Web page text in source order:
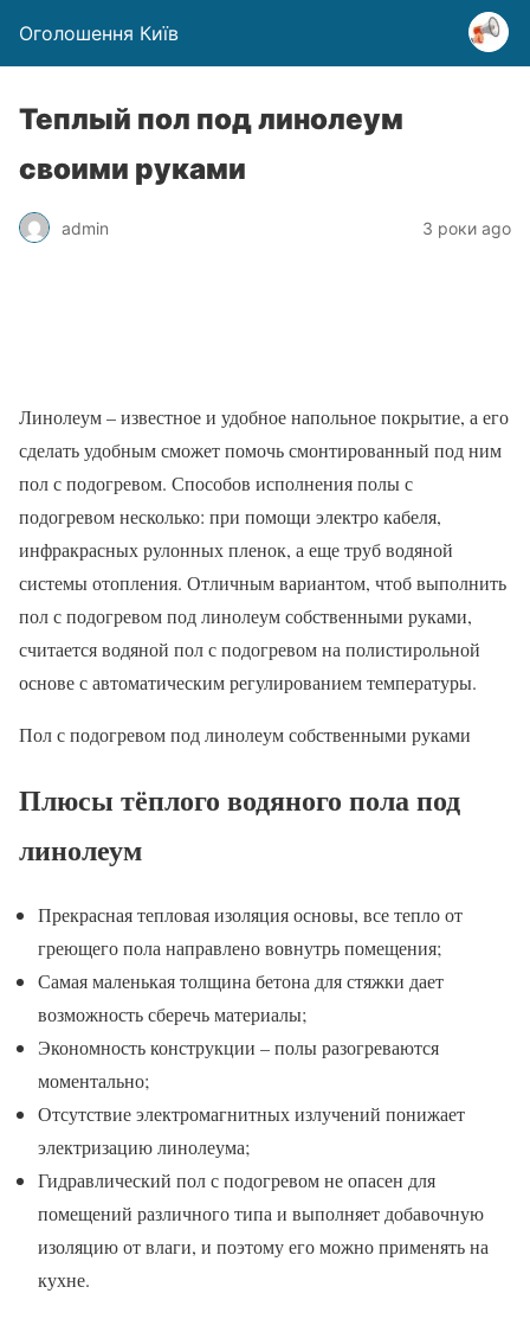
Оголошення Київ
Теплый пол под линолеум
своими руками
admin 3 роки ago
Линолеум – известное и удобное напольное покрытие, а его
сделать удобным сможет помочь смонтированный под ним
пол с подогревом. Способов исполнения полы с
подогревом несколько: при помощи электро кабеля,
инфракрасных рулонных пленок, а еще труб водяной
системы отопления. Отличным вариантом, чтоб выполнить
пол с подогревом под линолеум собственными руками,
считается водяной пол с подогревом на полистирольной
основе с автоматическим регулированием температуры.
Пол с подогревом под линолеум собственными руками
Плюсы тёплого водяного пола под
линолеум
Прекрасная тепловая изоляция основы, все тепло от
греющего пола направлено вовнутрь помещения;
Самая маленькая толщина бетона для стяжки дает
возможность сберечь материалы;
Экономность конструкции – полы разогреваются
моментально;
Отсутствие электромагнитных излучений понижает
электризацию линолеума;
Гидравлический пол с подогревом не опасен для
помещений различного типа и выполняет добавочную
изоляцию от влаги, и поэтому его можно применять на
кухне.